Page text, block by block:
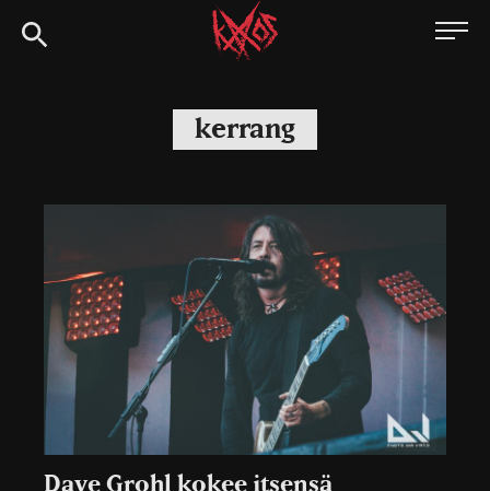
Siirry
suoraan
Kaaoszine
kerrang
Dave Grohl kokee itsensä